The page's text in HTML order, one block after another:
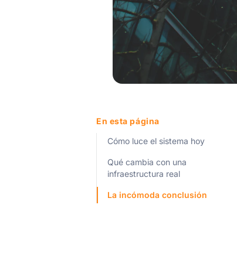
En esta página
Cómo luce el sistema hoy
Qué cambia con una
infraestructura real
La incómoda conclusión